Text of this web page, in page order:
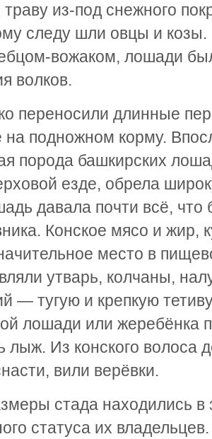
из-под снежного
следу шли овцы и козы.
вожаком, лошади
волков.
переносили длинные
на подножном корму.
порода башкирских
езде, обрела
давала почти всё,
Конское мясо и жир,
место в
утварь, колчаны,
— тугую и крепкую
лошади или жеребёнка
лыж. Из конского волоса
вили верёвки.
стада находились в
статуса их